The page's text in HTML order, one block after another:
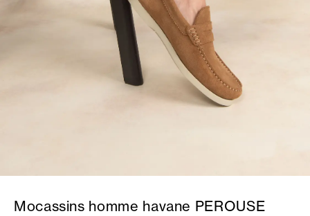
Mocassins homme havane PEROUSE